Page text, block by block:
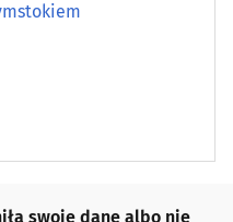
swoje dane albo nie